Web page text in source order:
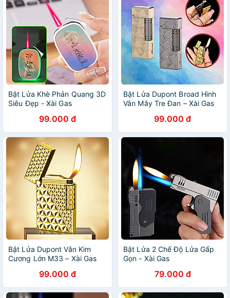
Bật Lửa Khè Phản Quang 3D
Siêu Đẹp - Xài Gas
99.000 đ
Bật Lửa Dupont Broad Hình
Vân Mây Tre Đan – Xài Gas
99.000 đ
Bật Lửa Dupont Vân Kim
Cương Lớn M33 – Xài Gas
99.000 đ
Bật Lửa 2 Chế Độ Lửa Gấp
Gọn - Xài Gas
79.000 đ